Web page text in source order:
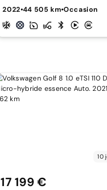
2022•44 505 km•Occasion
10
17 199 €